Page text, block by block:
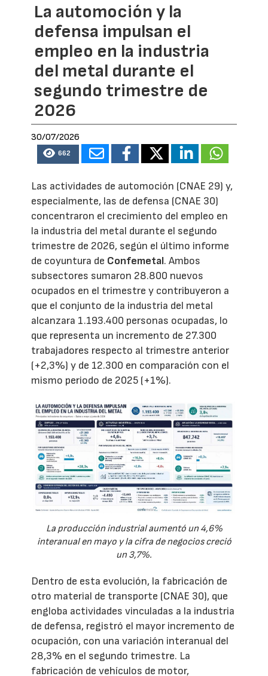
La automoción y la
defensa impulsan el
empleo en la industria
del metal durante el
segundo trimestre de
2026
30/07/2026
662
Las actividades de automoción (CNAE 29) y,
especialmente, las de defensa (CNAE 30)
concentraron el crecimiento del empleo en
la industria del metal durante el segundo
trimestre de 2026, según el último informe
de coyuntura de Confemetal. Ambos
subsectores sumaron 28.800 nuevos
ocupados en el trimestre y contribuyeron a
que el conjunto de la industria del metal
alcanzara 1.193.400 personas ocupadas, lo
que representa un incremento de 27.300
trabajadores respecto al trimestre anterior
(+2,3%) y de 12.300 en comparación con el
mismo periodo de 2025 (+1%).
La producción industrial aumentó un 4,6%
interanual en mayo y la cifra de negocios creció
un 3,7%.
Dentro de esta evolución, la fabricación de
otro material de transporte (CNAE 30), que
engloba actividades vinculadas a la industria
de defensa, registró el mayor incremento de
ocupación, con una variación interanual del
28,3% en el segundo trimestre. La
fabricación de vehículos de motor,